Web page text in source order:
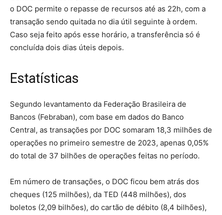
o DOC permite o repasse de recursos até as 22h, com a
transação sendo quitada no dia útil seguinte à ordem.
Caso seja feito após esse horário, a transferência só é
concluída dois dias úteis depois.
Estatísticas
Segundo levantamento da Federação Brasileira de
Bancos (Febraban), com base em dados do Banco
Central, as transações por DOC somaram 18,3 milhões de
operações no primeiro semestre de 2023, apenas 0,05%
do total de 37 bilhões de operações feitas no período.
Em número de transações, o DOC ficou bem atrás dos
cheques (125 milhões), da TED (448 milhões), dos
boletos (2,09 bilhões), do cartão de débito (8,4 bilhões),